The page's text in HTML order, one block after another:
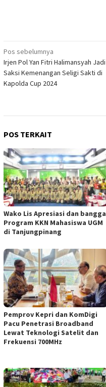
Navigasi
pos
Pos sebelumnya
Irjen Pol Yan Fitri Halimansyah Jadi
Saksi Kemenangan Seligi Sakti di
Kapolda Cup 2024
POS TERKAIT
Wako Lis Apresiasi dan bangga
Program KKN Mahasiswa UGM
di Tanjungpinang
Pemprov Kepri dan KomDigi
Pacu Penetrasi Broadband
Lewat Teknologi Satelit dan
Frekuensi 700MHz